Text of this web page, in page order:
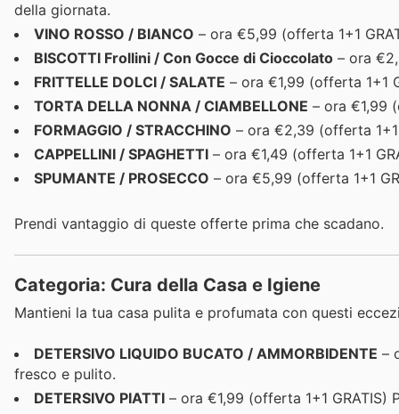
della giornata.
VINO ROSSO / BIANCO – ora €5,99 (offerta 1+1
BISCOTTI Frollini / Con Gocce di Cioccolato – ora
FRITTELLE DOLCI / SALATE – ora €1,99 (offerta 1+1
TORTA DELLA NONNA / CIAMBELLONE – ora €1,99
FORMAGGIO / STRACCHINO – ora €2,39 (offerta
CAPPELLINI / SPAGHETTI – ora €1,49 (offerta 1+1
SPUMANTE / PROSECCO – ora €5,99 (offerta 1+1
Prendi vantaggio di queste offerte prima che scadano.
Categoria: Cura della Casa e Igiene
Mantieni la tua casa pulita e profumata con questi
DETERSIVO LIQUIDO BUCATO / AMMORBIDENTE –
fresco e pulito.
DETERSIVO PIATTI – ora €1,99 (offerta 1+1